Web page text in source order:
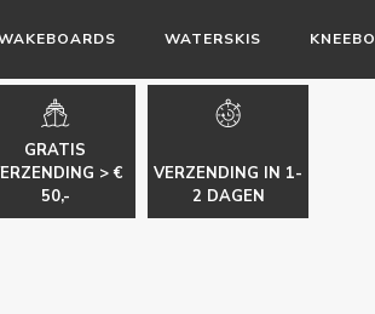
WATERSKIS
GRATIS
> €
50,-
VERZENDING IN 1-
2 DAGEN